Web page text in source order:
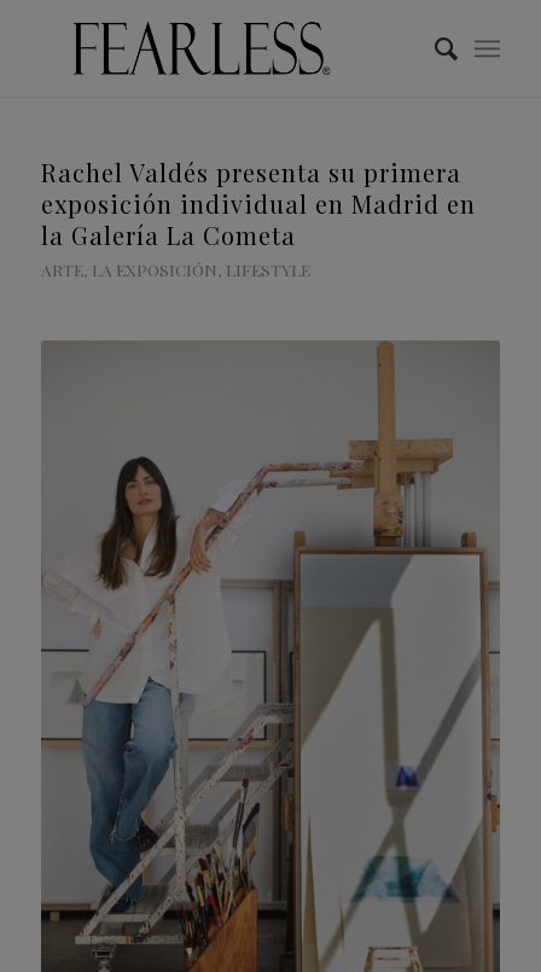
Rachel Valdés presenta su primera
exposición individual en Madrid en
la Galería La Cometa
ARTE, LA EXPOSICIÓN, LIFESTYLE